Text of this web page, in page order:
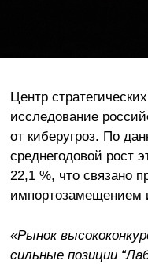
Центр
исследование
от киберугроз. По
среднегодовой рост
22,1 %, что связано
импортозамещением
«Рынок
сильные позиции